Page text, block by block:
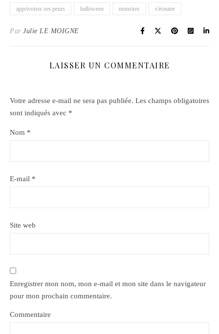
apprivoiser ses peurs halloween monstres s'écouter
Par Julie LE MOIGNE
LAISSER UN COMMENTAIRE
Votre adresse e-mail ne sera pas publiée. Les champs obligatoires
sont indiqués avec *
Nom *
E-mail *
Site web
Enregistrer mon nom, mon e-mail et mon site dans le navigateur
pour mon prochain commentaire.
Commentaire